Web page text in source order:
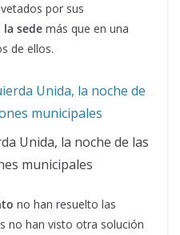
por sus
sede más que en una
de ellos.
Unida, la noche de las
municipales
no han resuelto las
no han visto otra solución